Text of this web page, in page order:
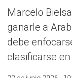
Marcelo
ganarle a
debe
clasificarse